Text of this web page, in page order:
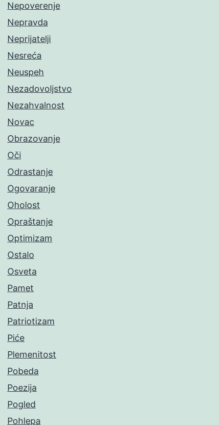
Nepoverenje
Nepravda
Neprijatelji
Nesreća
Neuspeh
Nezadovoljstvo
Nezahvalnost
Novac
Obrazovanje
Oči
Odrastanje
Ogovaranje
Oholost
Opraštanje
Optimizam
Ostalo
Osveta
Pamet
Patnja
Patriotizam
Piće
Plemenitost
Pobeda
Poezija
Pogled
Pohlepa